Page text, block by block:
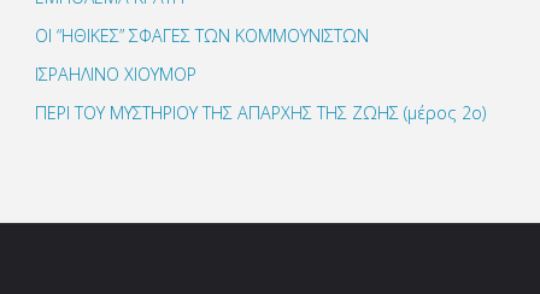
ΟΙ “ΗΘΙΚΕΣ” ΣΦΑΓΕΣ ΤΩΝ ΚΟΜΜΟΥΝΙΣΤΩΝ
ΙΣΡΑΗΛΙΝΟ ΧΙΟΥΜΟΡ
ΠΕΡΙ ΤΟΥ ΜΥΣΤΗΡΙΟΥ ΤΗΣ ΑΠΑΡΧΗΣ ΤΗΣ ΖΩΗΣ (μέρος 2ο)